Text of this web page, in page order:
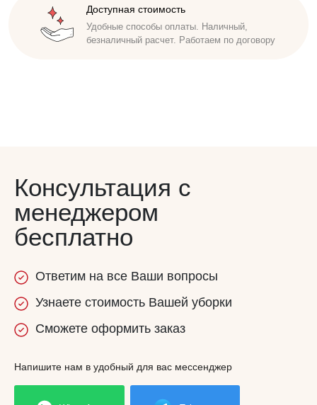
Доступная стоимость
Удобные способы оплаты. Наличный,
безналичный расчет. Работаем по договору
Безупречная репутация
Исполнители проходят инструктаж,
обучены бережно относиться к имуществу
Консультация с
менеджером
бесплатно
Ответим на все Ваши вопросы
Узнаете стоимость Вашей уборки
Сможете оформить заказ
Напишите нам в удобный для вас мессенджер